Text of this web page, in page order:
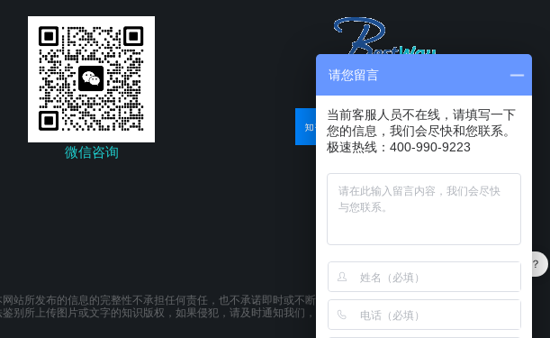
微信咨询
所发布的信息的完整性不承担任何责任，也不承诺即时或不断更新本网站所载资料。本网站所提供的
所上传图片或文字的知识版权，如果侵犯，请及时通知我们，本网站将在第一时间及时删除。
最近有优惠吗？
请您留言
当前客服人员不在线，请填写一下
您的信息，我们会尽快和您联系。
极速热线：400-990-9223